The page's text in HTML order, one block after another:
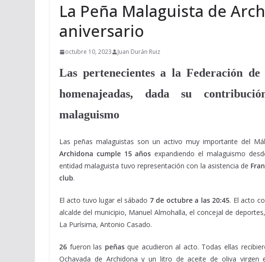
La Peña Malaguista de
aniversario
octubre 10, 2023 Juan Durán Ruiz
Las pertenecientes a la Federación
homenajeadas, dada su
malaguismo
Las peñas malaguistas son un activo muy importante del
Archidona cumple 15 años expandiendo el malaguismo
entidad malaguista tuvo representación con la asistencia de
club.
El acto tuvo lugar el sábado 7 de octubre a las 20:45. El acto
alcalde del municipio, Manuel Almohalla, el concejal de
La Purísima, Antonio Casado.
26 fueron las peñasque acudieron al acto. Todas ellas
Ochavada de Archidona y un litro de aceite de oliva